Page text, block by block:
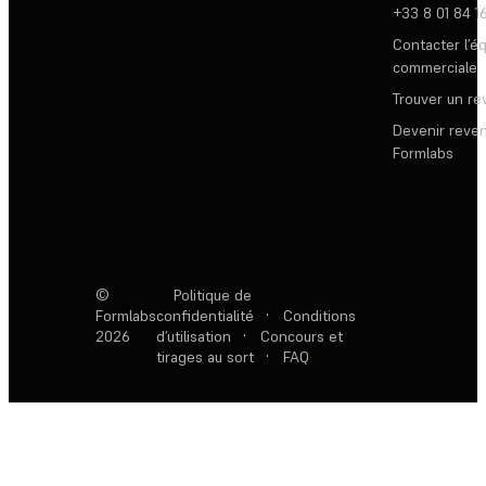
+33 8 01 84
Contacter
commerciale
Trouver un
Devenir
Formlabs
©
Formlabs
2026
Politique de
confidentialité
·
Conditions
d’utilisation
·
Concours et
tirages au sort
· FAQ